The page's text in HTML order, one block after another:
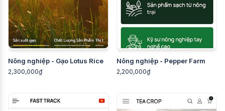
Nông nghiệp - Gạo Lotus Rice
2,300,000₫
Nông nghiệp - Pepper Farm
2,200,000₫